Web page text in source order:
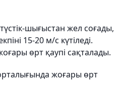
шығыстан жел соғады,
15-20 м/с күтіледі.
өрт қаупі сақталады.
жоғары өрт